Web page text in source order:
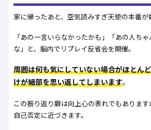
家に帰ったあと、空気読みすぎ天使の本番が
「あの一言いらなかったかも」「あの人ち
な」と、脳内でリプレイ反省会を開催。
周囲は何も気にしていない場合がほとん
けが細部を思い返してしまいます。
この振り返り癖は向上心の表れでもありま
自己否定に近づきます。